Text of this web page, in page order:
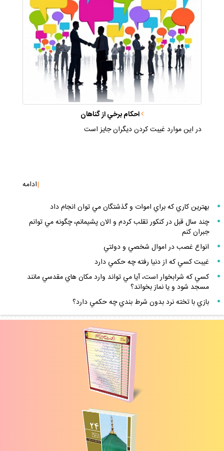
احكام برخي از گناهان
در اين موارد غيبت كردن ديگران جايز است
|ادامه
بهترين كاري كه براي اموات و گذشتگان مي توان انجام داد
چند سال قبل در كنكور تقلب كردم و الان پشيمانم، چگونه مي توانم
جبران كنم
انواع غصب در اموال شخصي و دولتي
غيبت كسي كه از دنيا رفته چه حكمي دارد
كسي كه شرابخوار است، آيا مي تواند وارد مكان هاي مقدسي مانند
مسجد شود و يا نماز بخواند؟
بازي با تخته نرد بدون شرط بندي چه حكمي دارد؟